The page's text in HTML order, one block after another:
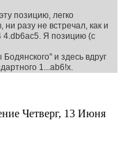
позицию, легко
разу не встречал, как и
4.db6ac5. Я позицию (с
и здесь вдруг
1...ab6!x.
Четверг, 13 Июня